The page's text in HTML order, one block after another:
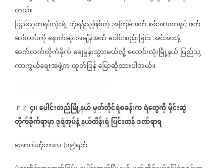
တယ်။
ပြည်သူတရပ်လုံးရဲ့ဘုံရန်သူဖြစ်တဲ့အကြမ်းဖက်စစ်အာဏာရှင်ဖက်
ဆစ်တပ်ကိုနောက်ဆုံးအချိန်အထိပေါင်းစည်းခြင်းအင်အားနဲ့
ဆက်လက်တိုက်ခိုက်ချေမှုန်းသွားမယ်လို့လောင်းလုံးမြို့နယ် ပြည်သူ့
ကာကွယ်ရေးအဖွဲ့ကထုတ်ပြန်ပြောဆိုထားပါတယ်။
========================
🚩🚩 ⁨⁨⁨⁨⁨⁨⁨⁨⁨⁨⁨⁨⁨ ၄။ပေါင်းတည်မြို့နယ်မှတ်တိုင်ရဲစခန်းကရဲတွေကိုမိုင်းဆွဲ
တိုက်ခိုက်ရာမှာဒုရဲအုပ်နဲ့နယ်ထိန်းရဲ ပြင်းထန်ဒဏ်ရာရ
အောက်တိုဘာလ (၁၉)ရက်